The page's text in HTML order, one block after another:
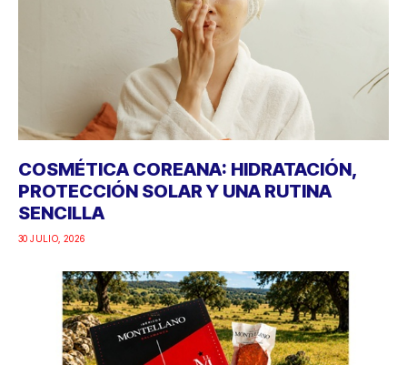
COSMÉTICA COREANA: HIDRATACIÓN,
PROTECCIÓN SOLAR Y UNA RUTINA
SENCILLA
30 JULIO, 2026